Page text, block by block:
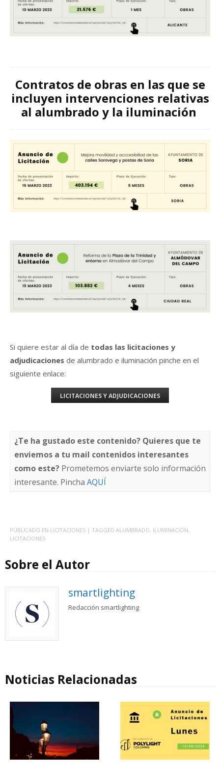
Contratos de obras en las que se
incluyen intervenciones relativas
al alumbrado y la iluminación
Si quiere estar al día de todas las licitaciones y
adjudicaciones de alumbrado e iluminación pinche en el
siguiente enlace:
LICITACIONES Y ADJUDICACIONES
¿Te ha gustado este contenido? Quieres que te
enviemos a tu mail contenidos interesantes
como este? Prometemos enviarte solo información
interesante. Pincha AQUÍ
PUBLICADO EN LICITACIONES | TAGGED ALUMBRADO, ILUMINACIÓN,
LICITACIONES
Sobre el Autor
smartlighting
Redacción smartlighting
Noticias Relacionadas